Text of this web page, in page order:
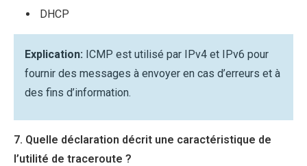
DHCP
Explication: ICMP est utilisé par IPv4 et IPv6 pour
fournir des messages à envoyer en cas d’erreurs et à
des fins d’information.
7. Quelle déclaration décrit une caractéristique de
l’utilité de traceroute ?